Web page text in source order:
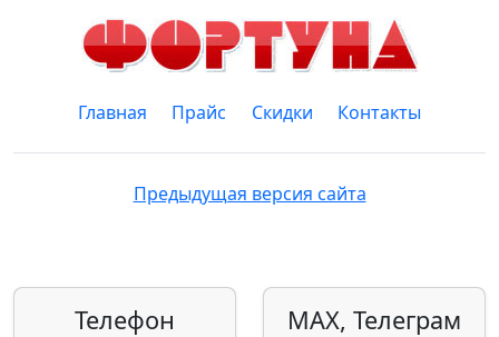
Главная Прайс Скидки Контакты
Предыдущая версия сайта
Телефон MAX, Телеграм